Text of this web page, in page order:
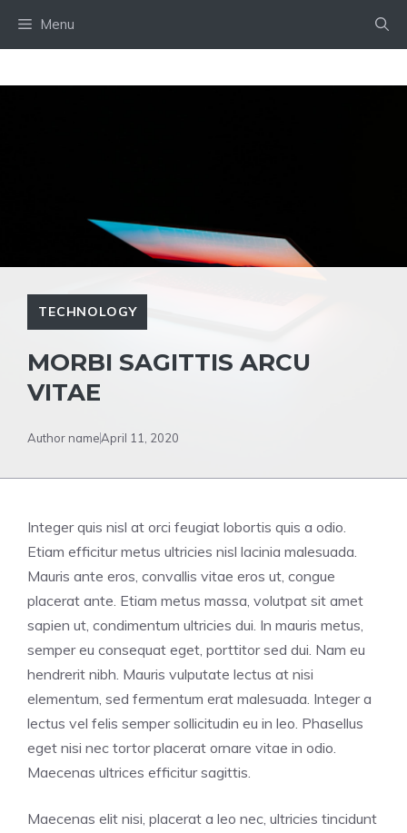
Menu
TECHNOLOGY
MORBI SAGITTIS ARCU
VITAE
Author nameApril 11, 2020
Integer quis nisl at orci feugiat lobortis quis a odio.
Etiam efficitur metus ultricies nisl lacinia malesuada.
Mauris ante eros, convallis vitae eros ut, congue
placerat ante. Etiam metus massa, volutpat sit amet
sapien ut, condimentum ultricies dui. In mauris metus,
semper eu consequat eget, porttitor sed dui. Nam eu
hendrerit nibh. Mauris vulputate lectus at nisi
elementum, sed fermentum erat malesuada. Integer a
lectus vel felis semper sollicitudin eu in leo. Phasellus
eget nisi nec tortor placerat ornare vitae in odio.
Maecenas ultrices efficitur sagittis.
Maecenas elit nisi, placerat a leo nec, ultricies tincidunt